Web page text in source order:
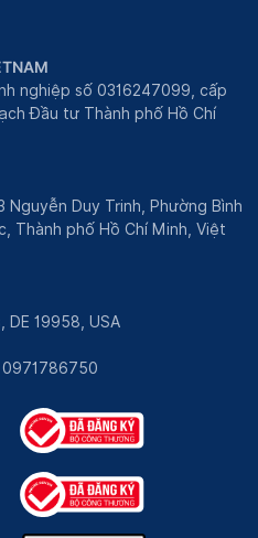
nghiệp số 0316247099, cấp
Đầu tư Thành phố Hồ Chí
Nguyễn Duy Trinh, Phường Bình
Thành phố Hồ Chí Minh, Việt
DE 19958, USA
0971786750